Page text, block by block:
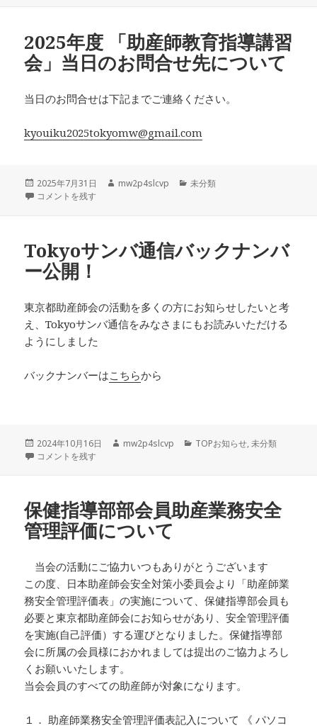
2025年度 「助産師教育指導講習
会」当日のお問合せ先について
当日のお問合せは下記までご連絡ください。
kyouiku2025tokyomw@gmail.com
投
稿
2025年7月31日
作
mw2p4slcvp
カ
未分類
2025年度 「助産師教育指導講習会」当日のお問合せ先について に
コメントを残す
Tokyoサンバ通信バックナンバ
ー公開！
東京都助産師会の活動を多くの方にお知らせしたいと考
え、Tokyoサンバ通信をみなさまにもお読みいただける
ようにしました
バックナンバーはこちらから
投
稿
2024年10月16日
作
mw2p4slcvp
カ
TOPお知らせ,未分類
Tokyoサンバ通信バックナンバー公開！ に
コメントを残す
保健指導部部会員助産業務安全
管理評価について
当会の活動にご協力いつもありがとうございます
この度、日本助産師会安全対策小委員会より「助産師業
務安全管理評価表」の実施について、保健指導部会員も
必要と東京都助産師会にお知らせがあり、安全管理評価
を実施(自己評価）する運びとなりました。保健指導部
会に所属の会員様におかれましては提出のご協力よろし
くお願いいたします。
当会会員のすべての助産師が対象になります。
１． 助産師業務安全管理評価表記入について 《 パソコ